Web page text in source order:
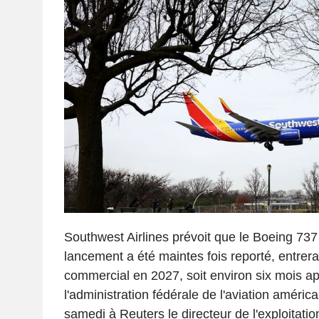
Southwest Airlines prévoit que le Boeing
lancement a été maintes fois reporté,
commercial en 2027, soit environ six mois
l'administration fédérale de l'aviation
samedi à Reuters le directeur de